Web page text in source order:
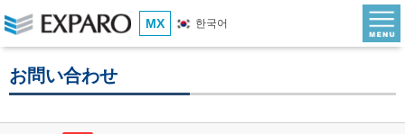
MX 한국어
お問い合わせ